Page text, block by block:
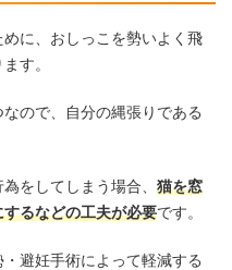
に、おしっこを勢いよく飛
す。
ので、自分の縄張りである
をしてしまう場合、 猫を窓
るなどの工夫が必要です。
避妊手術によって軽減する